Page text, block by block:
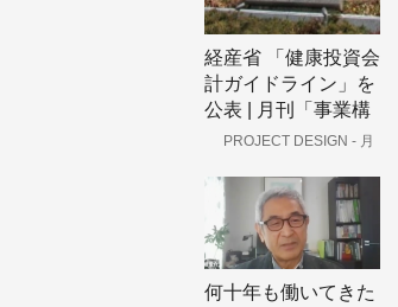
経産省 「健康投資会
計ガイドライン」を
公表 | 月刊「事業構
想」事業構想ニュー
PROJECT DESIGN - 月
何十年も働いてきた